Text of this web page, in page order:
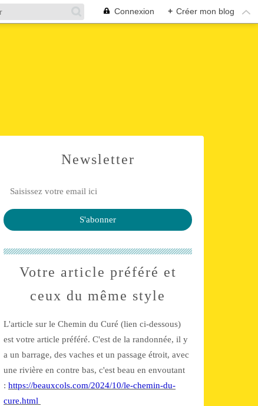
Connexion + Créer mon blog
Newsletter
Votre article préféré et
ceux du même style
L'article sur le Chemin du Curé (lien ci-dessous)
est votre article préféré. C'est de la randonnée, il y
a un barrage, des vaches et un passage étroit, avec
une rivière en contre bas, c'est beau en envoutant
: https://beauxcols.com/2024/10/le-chemin-du-
cure.html